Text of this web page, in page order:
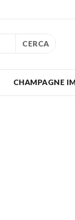
CERCA
CHAMPAGNE